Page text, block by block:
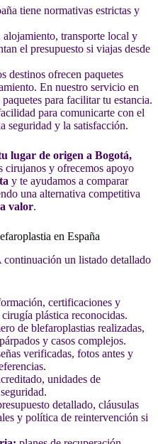
tiene normativas estrictas y
alojamiento, transporte local y
el presupuesto si viajas desde
destinos ofrecen paquetes
En nuestro servicio en
para facilitar tu estancia.
para comunicarte con el
seguridad y la satisfacción.
lugar de origen a Bogotá,
cirujanos y ofrecemos apoyo
y te ayudamos a comparar
una alternativa competitiva
valor.
en España
un listado detallado
certificaciones y
plástica reconocidas.
de blefaroplastias realizadas,
y casos complejos.
verificadas, fotos antes y
unidades de
detallado, cláusulas
y política de reintervención si